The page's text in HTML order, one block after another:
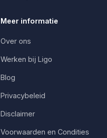
Meer informatie
Over ons
Werken bij Ligo
Blog
Privacybeleid
Disclaimer
Voorwaarden en Condities